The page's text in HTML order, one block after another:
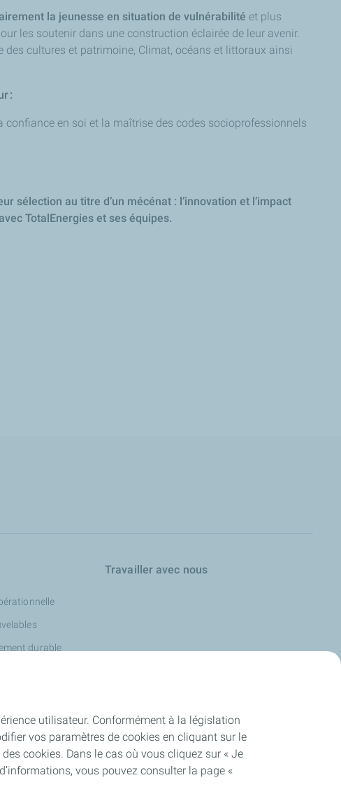
la jeunesse en situation de vulnérabilité et plus
les soutenir dans une construction éclairée de leur avenir.
des cultures et patrimoine, Climat, océans et littoraux ainsi
:
confiance en soi et la maîtrise des codes socioprofessionnels
sélection au titre d’un mécénat : l’innovation et l’impact
TotalEnergies et ses équipes.
durable
Travailler avec nous
utilisateur. Conformément à la législation
vos paramètres de cookies en cliquant sur le
cookies. Dans le cas où vous cliquez sur « Je
vous pouvez consulter la page «